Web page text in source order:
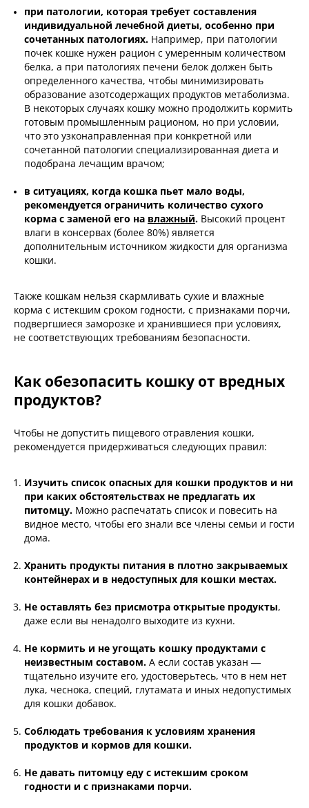
при патологии, которая требует составления
индивидуальной лечебной диеты, особенно при
сочетанных патологиях. Например, при патологии
почек кошке нужен рацион с умеренным количеством
белка, а при патологиях печени белок должен быть
определенного качества, чтобы минимизировать
образование азотсодержащих продуктов метаболизма.
В некоторых случаях кошку можно продолжить кормить
готовым промышленным рационом, но при условии,
что это узконаправленная при конкретной или
сочетанной патологии специализированная диета и
подобрана лечащим врачом;
в ситуациях, когда кошка пьет мало воды,
рекомендуется ограничить количество сухого
корма с заменой его на влажный. Высокий процент
влаги в консервах (более 80%) является
дополнительным источником жидкости для организма
кошки.
Также кошкам нельзя скармливать сухие и влажные
корма с истекшим сроком годности, с признаками порчи,
подвергшиеся заморозке и хранившиеся при условиях,
не соответствующих требованиям безопасности.
Как обезопасить кошку от вредных
продуктов?
Чтобы не допустить пищевого отравления кошки,
рекомендуется придерживаться следующих правил:
Изучить список опасных для кошки продуктов и ни
при каких обстоятельствах не предлагать их
питомцу. Можно распечатать список и повесить на
видное место, чтобы его знали все члены семьи и гости
дома.
Хранить продукты питания в плотно закрываемых
контейнерах и в недоступных для кошки местах.
Не оставлять без присмотра открытые продукты,
даже если вы ненадолго выходите из кухни.
Не кормить и не угощать кошку продуктами с
неизвестным составом. А если состав указан —
тщательно изучите его, удостоверьтесь, что в нем нет
лука, чеснока, специй, глутамата и иных недопустимых
для кошки добавок.
Соблюдать требования к условиям хранения
продуктов и кормов для кошки.
Не давать питомцу еду с истекшим сроком
годности и с признаками порчи.